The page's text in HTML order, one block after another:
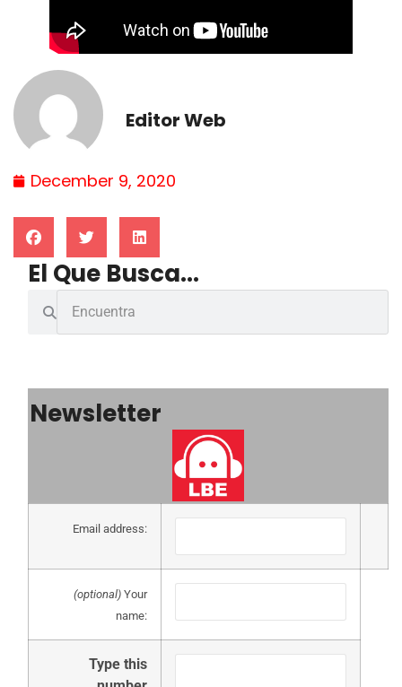
Editor Web
December 9, 2020
El Que Busca...
Newsletter
Email address:
(optional) Your
name:
Type this